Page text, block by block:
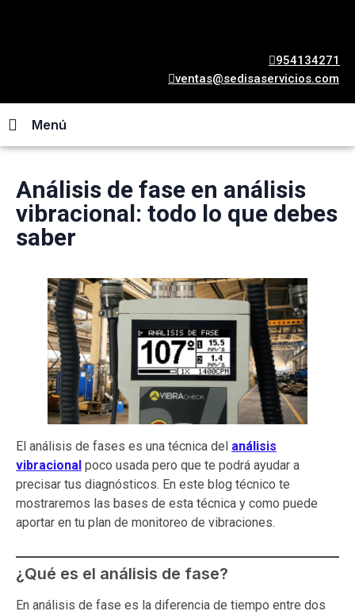
954134271
ventas@sedisaservicios.com
Menú
Análisis de fase en análisis
vibracional: todo lo que debes
saber
El análisis de fases es una técnica del análisis
vibracional poco usada pero que te podrá ayudar a
precisar tus diagnósticos. En este blog técnico te
mostraremos las bases de esta técnica y como puede
aportar en tu plan de monitoreo de vibraciones.
¿Qué es el análisis de fase?
En análisis de fase es la diferencia de tiempo entre dos